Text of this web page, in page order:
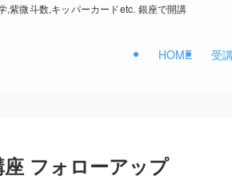
,紫微斗数,キッパーカードetc. 銀座で開講
HOME 受
フォローアップ